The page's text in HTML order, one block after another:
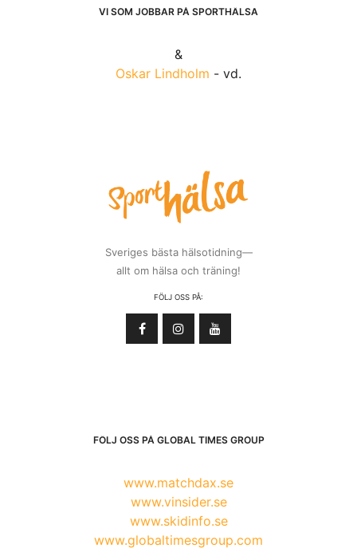
VI SOM JOBBAR PÅ SPORTHÄLSA
&
Oskar Lindholm - vd.
Sveriges bästa hälsotidning—
allt om hälsa och träning!
FÖLJ OSS PÅ:
FÖLJ OSS PÅ GLOBAL TIMES GROUP
www.matchdax.se
www.vinsider.se
www.skidinfo.se
www.globaltimesgroup.com